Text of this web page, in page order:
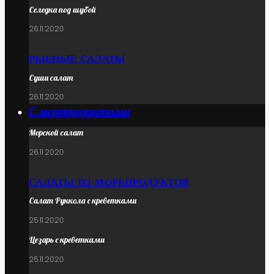
Селедка под шубой
26.11.2020
РЫБНЫЕ САЛАТЫ
Суши салат
26.11.2020
С морепродуктами
Морской салат
26.11.2020
САЛАТЫ ИЗ МОРЕПРОДУКТОВ
Салат Руккола с креветками
25.11.2020
Цезарь с креветками
25.11.2020